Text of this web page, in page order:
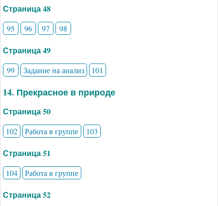
Страница 48
95 96 97 98
Страница 49
99 Задание на анализ 101
14. Прекрасное в природе
Страница 50
102 Работа в группе 103
Страница 51
104 Работа в группе
Страница 52